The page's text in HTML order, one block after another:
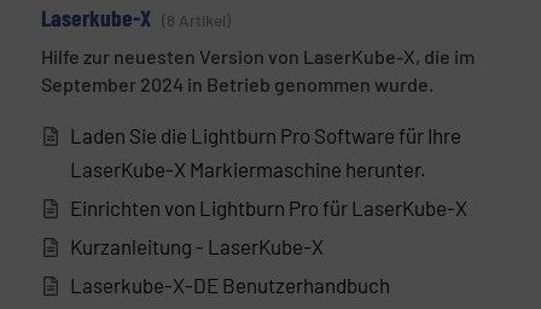
Laserkube-X 8 Artikel
Hilfe zur neuesten Version von LaserKube-X, die im
September 2024 in Betrieb genommen wurde.
Laden Sie die Lightburn Pro Software für Ihre
LaserKube-X Markiermaschine herunter.
Einrichten von Lightburn Pro für LaserKube-X
Kurzanleitung - LaserKube-X
Laserkube-X-DE Benutzerhandbuch